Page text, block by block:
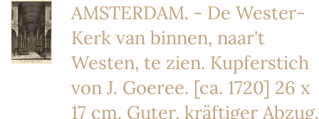
AMSTERDAM. - De Wester-
Kerk van binnen, naar't
Westen, te zien. Kupferstich
von J. Goeree. [ca. 1720] 26 x
17 cm. Guter, kräftiger Abzug.